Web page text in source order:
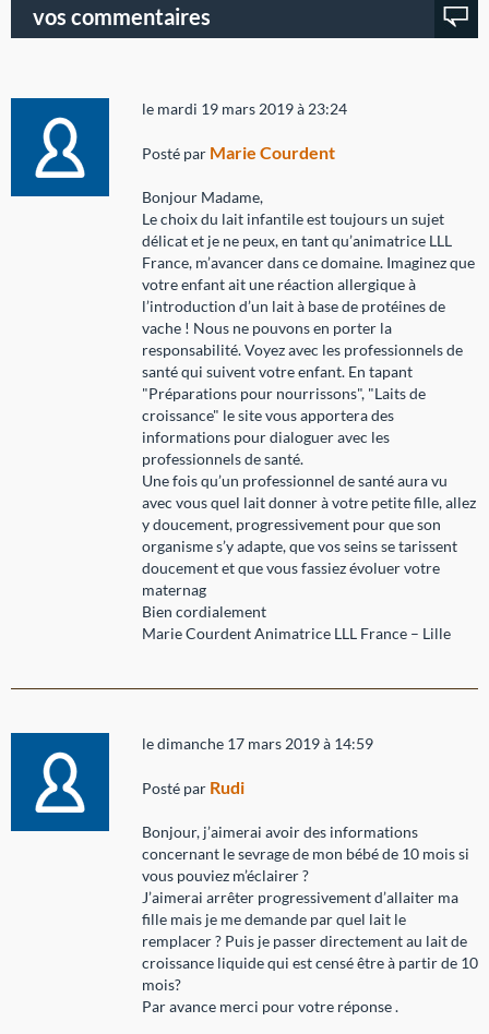
vos commentaires
le mardi 19 mars 2019 à 23:24
Posté par Marie Courdent
Bonjour Madame,
Le choix du lait infantile est toujours un sujet
délicat et je ne peux, en tant qu’animatrice LLL
France, m’avancer dans ce domaine. Imaginez que
votre enfant ait une réaction allergique à
l’introduction d’un lait à base de protéines de
vache ! Nous ne pouvons en porter la
responsabilité. Voyez avec les professionnels de
santé qui suivent votre enfant. En tapant
"Préparations pour nourrissons", "Laits de
croissance" le site vous apportera des
informations pour dialoguer avec les
professionnels de santé.
Une fois qu’un professionnel de santé aura vu
avec vous quel lait donner à votre petite fille, allez
y doucement, progressivement pour que son
organisme s’y adapte, que vos seins se tarissent
doucement et que vous fassiez évoluer votre
maternag
Bien cordialement
Marie Courdent Animatrice LLL France – Lille
le dimanche 17 mars 2019 à 14:59
Posté par Rudi
Bonjour, j’aimerai avoir des informations
concernant le sevrage de mon bébé de 10 mois si
vous pouviez m’éclairer ?
J’aimerai arrêter progressivement d’allaiter ma
fille mais je me demande par quel lait le
remplacer ? Puis je passer directement au lait de
croissance liquide qui est censé être à partir de 10
mois?
Par avance merci pour votre réponse .